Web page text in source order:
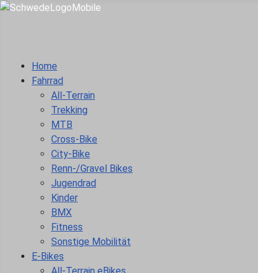
Home
Fahrrad
All-Terrain
Trekking
MTB
Cross-Bike
City-Bike
Renn-/Gravel Bikes
Jugendrad
Kinder
BMX
Fitness
Sonstige Mobilität
E-Bikes